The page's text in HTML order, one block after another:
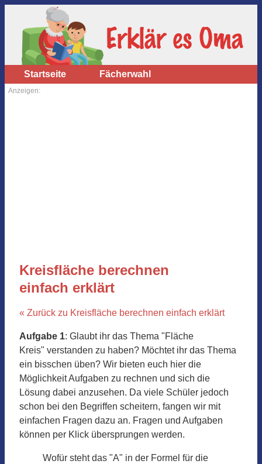
Startseite Fächerwahl
Anzeigen:
Kreisfläche berechnen
einfach erklärt
« Zurück zu Kreisfläche berechnen einfach erklärt
Aufgabe 1: Glaubt ihr das Thema "Fläche
Kreis" verstanden zu haben? Möchtet ihr das Thema
ein bisschen üben? Wir bieten euch hier die
Möglichkeit Aufgaben zu rechnen und sich die
Lösung dabei anzusehen. Da viele Schüler jedoch
schon bei den Begriffen scheitern, fangen wir mit
einfachen Fragen dazu an. Fragen und Aufgaben
können per Klick übersprungen werden.
Wofür steht das "A" in der Formel für die